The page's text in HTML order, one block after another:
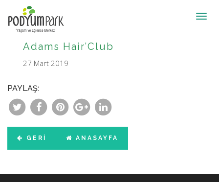
Adams Hair’Club
27 Mart 2019
PAYLAŞ:
GERI ANASAYFA